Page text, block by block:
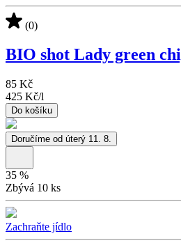
(0)
BIO shot Lady green
85 Kč
425 Kč/l
Do košíku
Doručíme od úterý 11. 8.
35 %
Zbývá 10 ks
Zachraňte jídlo